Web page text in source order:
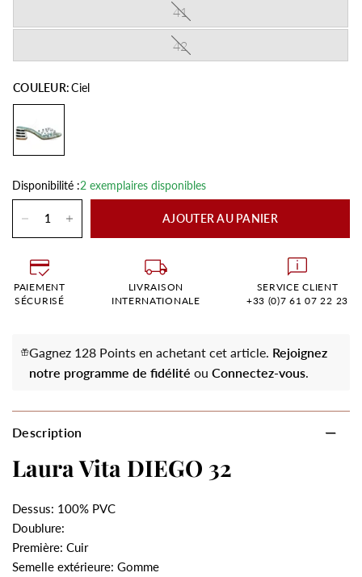
41
42
COULEUR:Ciel
Disponibilité :2 exemplaires disponibles
AJOUTER AU PANIER
PAIEMENT
SÉCURISÉ
LIVRAISON
INTERNATIONALE
SERVICE CLIENT
+33 (0)7 61 07 22 23
Gagnez 128 Points en achetant cet article. Rejoignez
notre programme de fidélité ou Connectez-vous.
Description
Laura Vita DIEGO 32
Dessus: 100% PVC
Doublure:
Première: Cuir
Semelle extérieure: Gomme